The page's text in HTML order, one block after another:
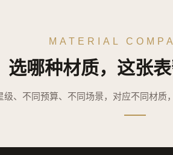
MATERIAL
选哪种材质，这张
级、不同预算、不同场景，对应不同材质